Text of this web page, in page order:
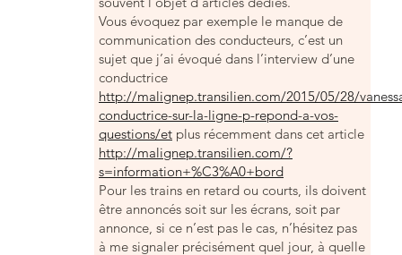
Vous évoquez par exemple le manque de
communication des conducteurs, c’est un
sujet que j’ai évoqué dans l’interview d’une
conductrice
http://malignep.transilien.com/2015/05/28/
conductrice-sur-la-ligne-p-repond-a-vos-
questions/et plus récemment dans cet article
http://malignep.transilien.com/?
s=information+%C3%A0+bord
Pour les trains en retard ou courts, ils doivent
être annoncés soit sur les écrans, soit par
annonce, si ce n’est pas le cas, n’hésitez pas
à me signaler précisément quel jour, à quelle